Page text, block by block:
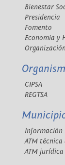
Bienestar
Presidencia
Fomento
Economía y
CIPSA
REGTSA
Información
ATM
ATM